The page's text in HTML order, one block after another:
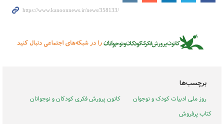
برچسب‌ها
روز ملی ادبیات کودک و نوجوان
کانون پرورش فکری کودکان و نوجوانان
کتاب پرفروش‌